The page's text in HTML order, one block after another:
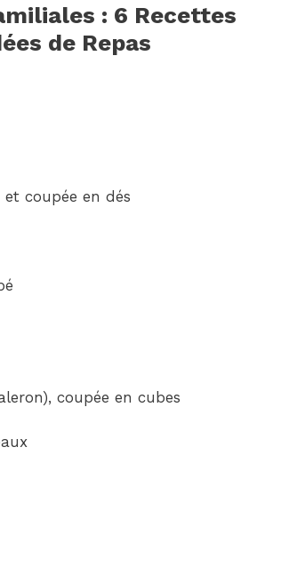
: 6 Recettes
de Repas
coupée en dés
coupée en cubes